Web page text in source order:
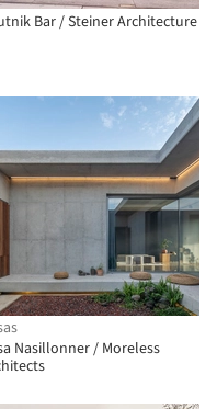
Bar / Steiner Architecture
Nasillonner / Moreless